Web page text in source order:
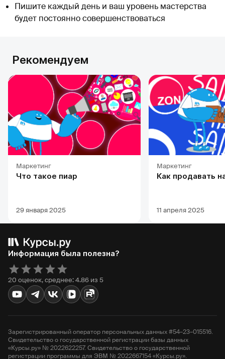
Пишите каждый день и ваш уровень мастерства
будет постоянно совершенствоваться
Рекомендуем
Маркетинг
Что такое пиар
29 января 2025
Маркетинг
Как продавать
11 апреля 2025
Информация была полезна?
20 оценок, среднее: 4.86 из 5
Зарегистрированный оператор персональных данных #54–23–015516.
Свидетельство о государственной регистрации базы данных
«Курсы.ру» № 2022622257. Свидетельство о государственной
регистрации программы для ЭВМ № 2022667154 «Курсы.ру».